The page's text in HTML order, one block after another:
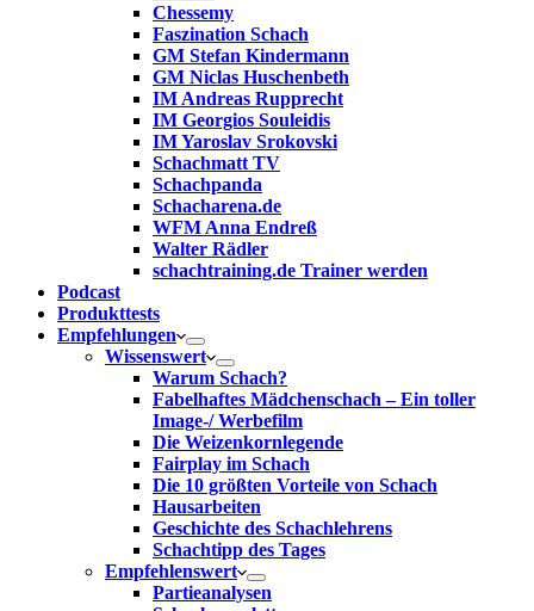
Chessemy
Faszination Schach
GM Stefan Kindermann
GM Niclas Huschenbeth
IM Andreas Rupprecht
IM Georgios Souleidis
IM Yaroslav Srokovski
Schachmatt TV
Schachpanda
Schacharena.de
WFM Anna Endreß
Walter Rädler
schachtraining.de Trainer werden
Podcast
Produkttests
Empfehlungen
Wissenswert
Warum Schach?
Fabelhaftes Mädchenschach – Ein toller
Image-/ Werbefilm
Die Weizenkornlegende
Fairplay im Schach
Die 10 größten Vorteile von Schach‎
Hausarbeiten
Geschichte des Schachlehrens
Schachtipp des Tages
Empfehlenswert
Partieanalysen